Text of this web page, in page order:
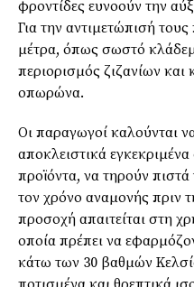
φροντίδες ευνοούν την
Για την αντιμετώπισή
μέτρα, όπως σωστό
περιορισμός ζιζανίων
οπωρώνα.
Οι παραγωγοί καλούνται
αποκλειστικά
προϊόντα, να τηρούν πιστά
τον χρόνο αναμονής πριν
προσοχή απαιτείται στη
οποία πρέπει να
κάτω των 30 βαθμών